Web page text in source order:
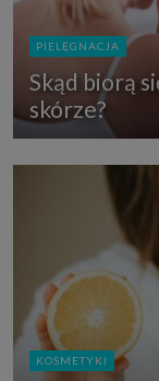
PIELĘGNACJA
Skąd biorą
skórze?
KOSMETYKI